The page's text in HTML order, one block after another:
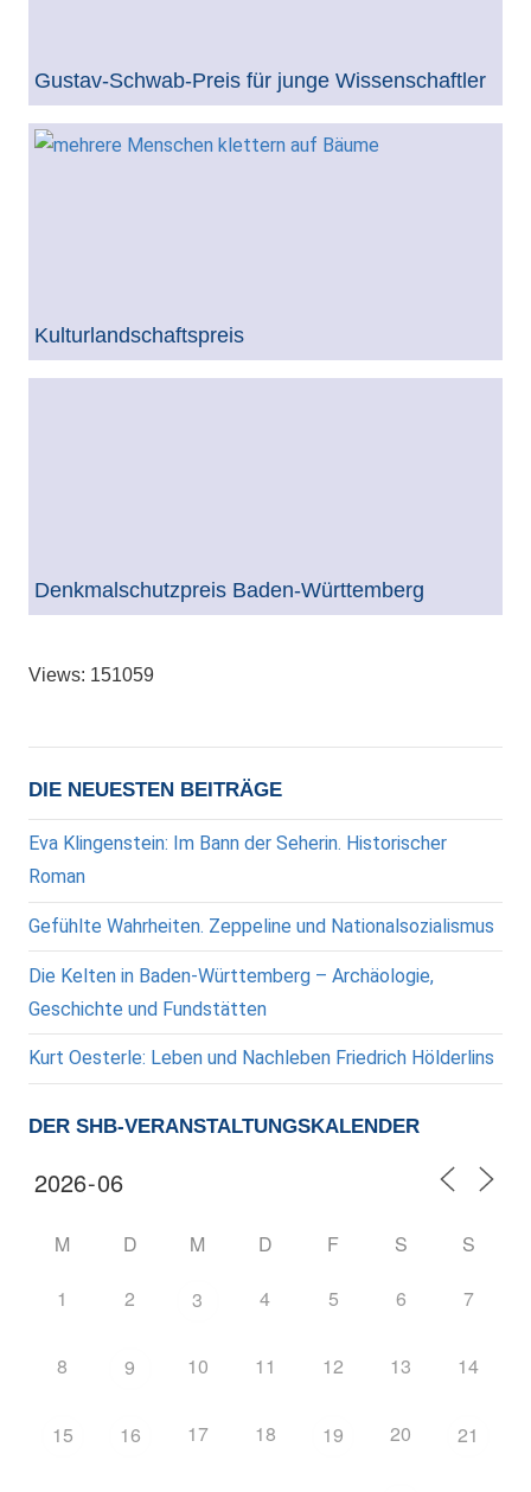
Gustav-Schwab-Preis für junge Wissenschaftler
Kulturlandschaftspreis
Denkmalschutzpreis Baden-Württemberg
Views: 151059
DIE NEUESTEN BEITRÄGE
Eva Klingenstein: Im Bann der Seherin. Historischer
Roman
Gefühlte Wahrheiten. Zeppeline und Nationalsozialismus
Die Kelten in Baden-Württemberg – Archäologie,
Geschichte und Fundstätten
Kurt Oesterle: Leben und Nachleben Friedrich Hölderlins
DER SHB-VERANSTALTUNGSKALENDER
M D M D F S S
1 2 3 4 5 6 7
8 9 10 11 12 13 14
15 16 17 18 19 20 21